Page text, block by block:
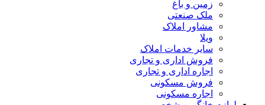
زمین و باغ
ملک صنعتی
مشاور املاک
ویلا
سایر خدمات املاک
فروش اداری و تجاری
اجاره اداری و تجاری
فروش مسکونی
اجاره مسکونی